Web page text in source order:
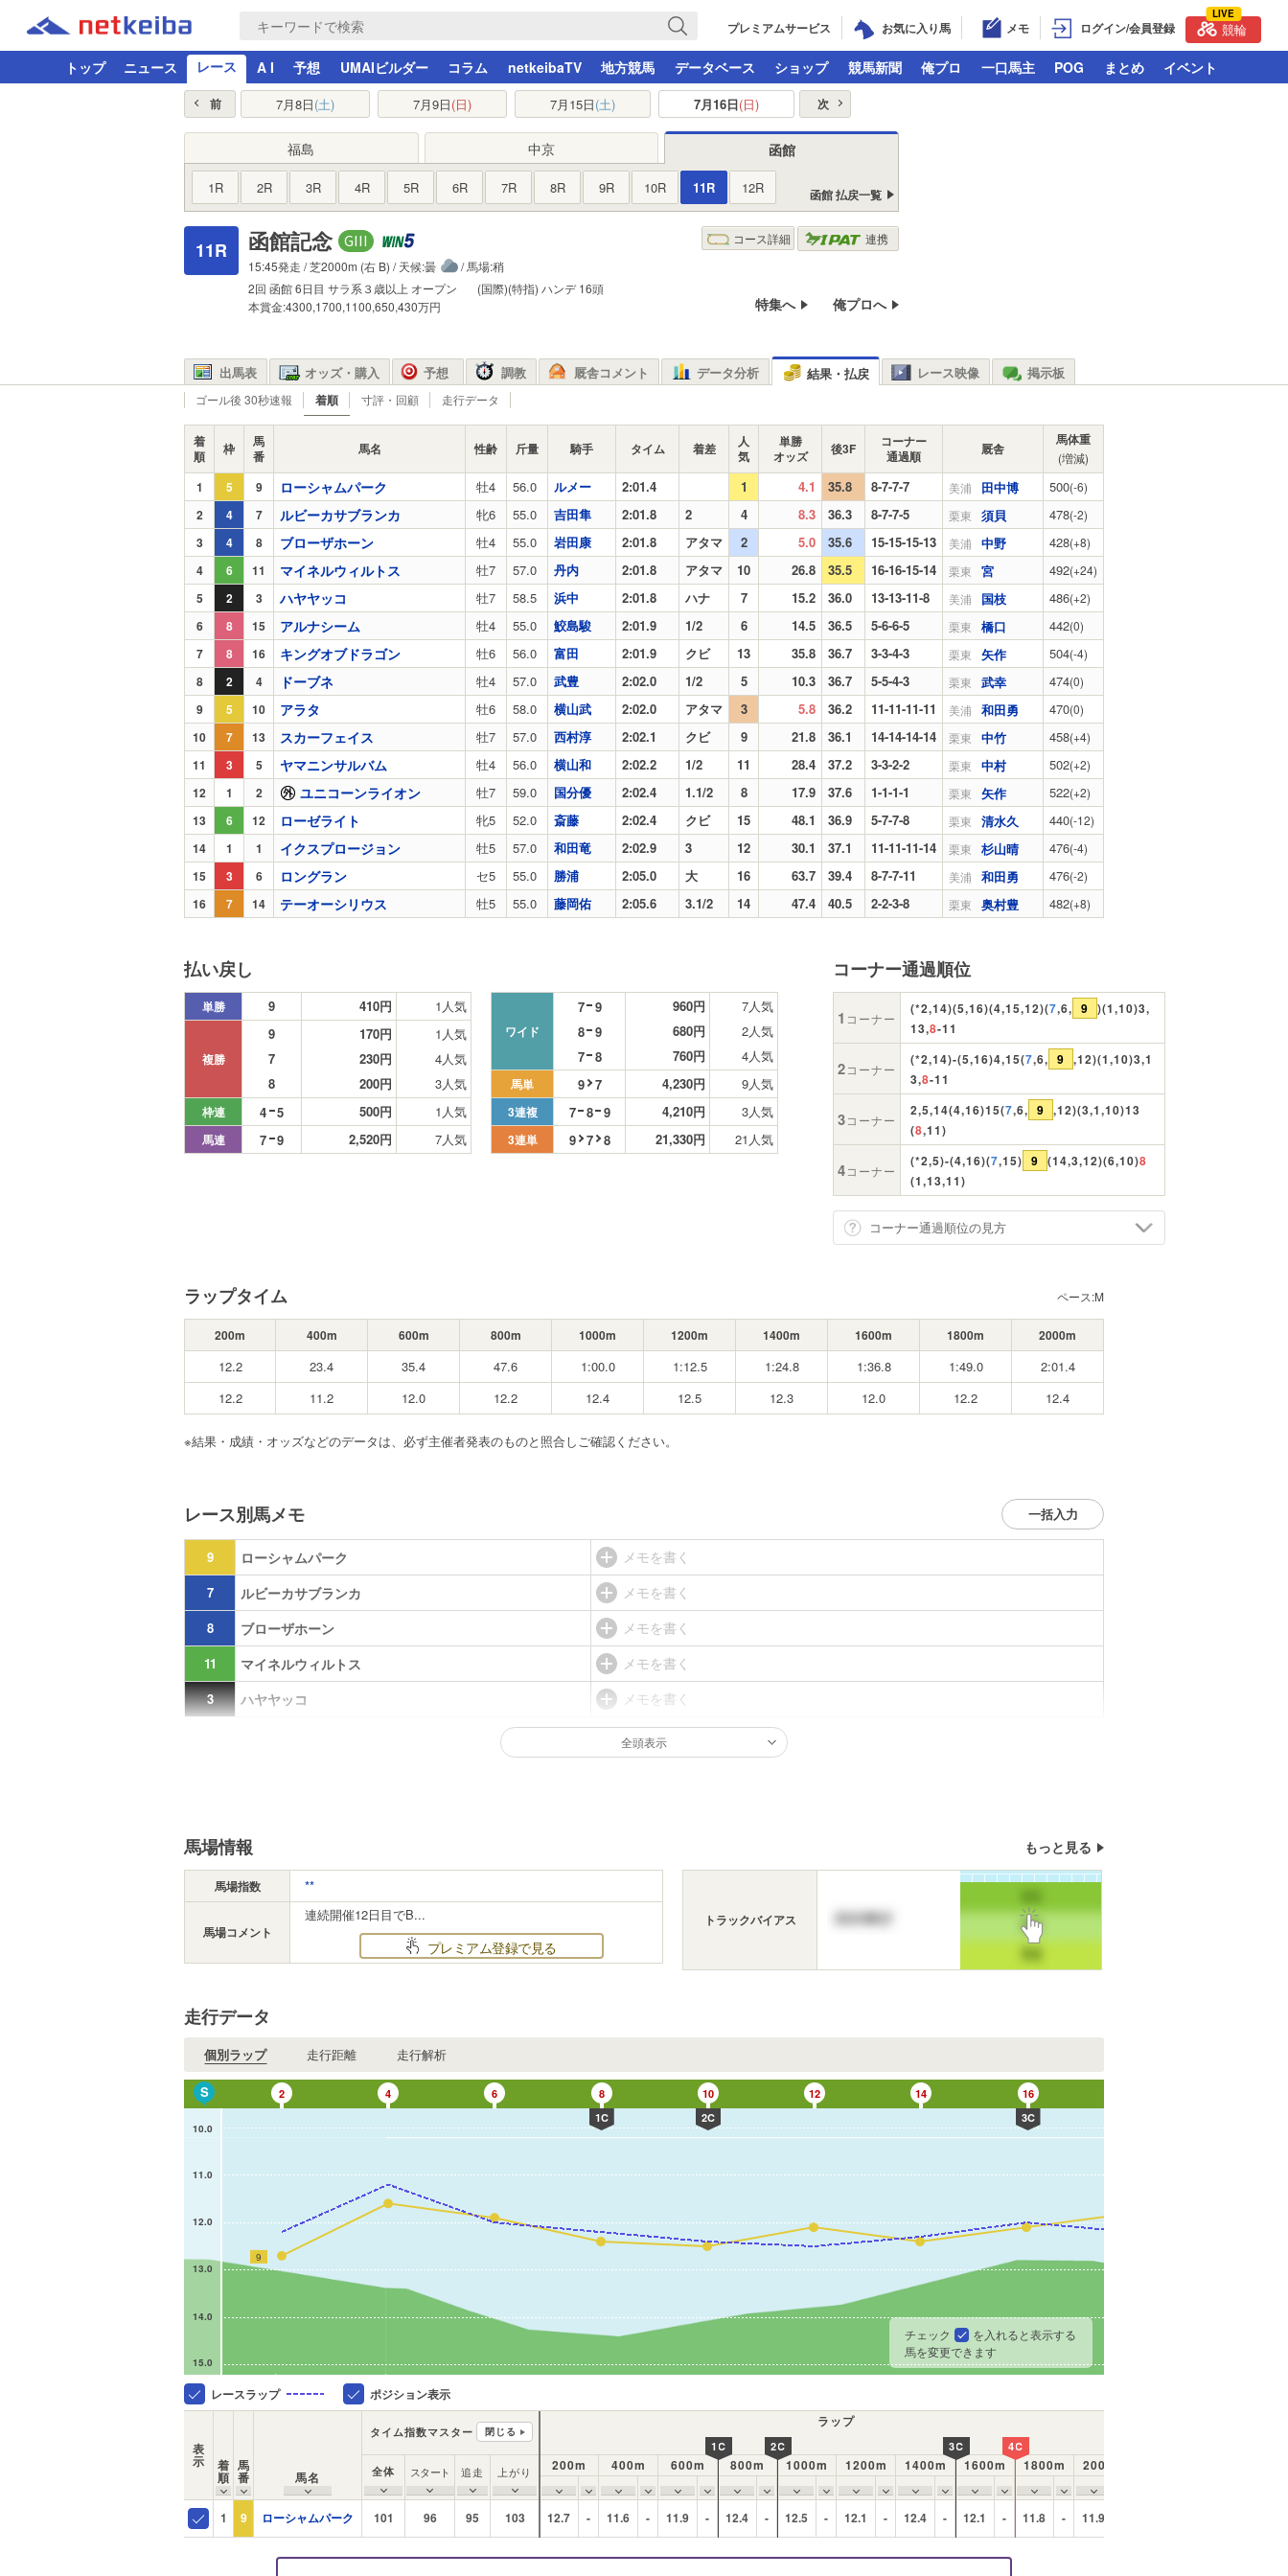
プレミアムサービス お気に入り馬 メモ ログイン/会員登録
LIVE
競輪
トップ ニュース レース A I 予想 UMAIビルダー コラム netkeibaTV 地方競馬 データベース ショップ 競馬新聞 俺プロ 一口馬主 POG まとめ イベント
前 7月8日(土) 7月9日(日) 7月15日(土) 7月16日(日) 次
福島 中京 函館
1R 2R 3R 4R 5R 6R 7R 8R 9R 10R 11R 12R
11R 函館記念
15:45発走 /芝2000m (右 B) / 天候:曇
/ 馬場:稍
2回 函館6日目 サラ系３歳以上 オープン (国際)(特指) ハンデ 16頭
本賞金:4300,1700,1100,650,430万円
函館 払戻一覧
コース詳細 連携
特集へ 俺プロへ
出馬表 オッズ・購入 予想 調教 厩舎コメント データ分析 結果・払戻 レース映像 掲示板
ゴール後 30秒速報 着順 寸評・回顧 走行データ
着
順
枠
馬
番
馬名 性齢 斤量 騎手 タイム 着差
人
気
単勝
オッズ
後3F
コーナー
通過順
厩舎
馬体重
(増減)
1 5 9 ローシャムパーク 牡4 56.0 ルメー 2:01.4 1 4.1 35.8 8-7-7-7 美浦 田中博 500(-6)
2 4 7 ルビーカサブランカ 牝6 55.0 吉田隼 2:01.8 2 4 8.3 36.3 8-7-7-5 栗東 須貝 478(-2)
3 4 8 ブローザホーン 牡4 55.0 岩田康 2:01.8 アタマ 2 5.0 35.6 15-15-15-13 美浦 中野 428(+8)
4 6 11 マイネルウィルトス 牡7 57.0 丹内 2:01.8 アタマ 10 26.8 35.5 16-16-15-14 栗東 宮 492(+24)
5 2 3 ハヤヤッコ 牡7 58.5 浜中 2:01.8 ハナ 7 15.2 36.0 13-13-11-8 美浦 国枝 486(+2)
6 8 15 アルナシーム 牡4 55.0 鮫島駿 2:01.9 1/2 6 14.5 36.5 5-6-6-5 栗東 橋口 442(0)
7 8 16 キングオブドラゴン 牡6 56.0 富田 2:01.9 クビ 13 35.8 36.7 3-3-4-3 栗東 矢作 504(-4)
8 2 4 ドーブネ 牡4 57.0 武豊 2:02.0 1/2 5 10.3 36.7 5-5-4-3 栗東 武幸 474(0)
9 5 10 アラタ 牡6 58.0 横山武 2:02.0 アタマ 3 5.8 36.2 11-11-11-11 美浦 和田勇 470(0)
10 7 13 スカーフェイス 牡7 57.0 西村淳 2:02.1 クビ 9 21.8 36.1 14-14-14-14 栗東 中竹 458(+4)
11 3 5 ヤマニンサルバム 牡4 56.0 横山和 2:02.2 1/2 11 28.4 37.2 3-3-2-2 栗東 中村 502(+2)
12 1 2 ユニコーンライオン 牡7 59.0 国分優 2:02.4 1.1/2 8 17.9 37.6 1-1-1-1 栗東 矢作 522(+2)
13 6 12 ローゼライト 牝5 52.0 斎藤 2:02.4 クビ 15 48.1 36.9 5-7-7-8 栗東 清水久 440(-12)
14 1 1 イクスプロージョン 牡5 57.0 和田竜 2:02.9 3 12 30.1 37.1 11-11-11-14 栗東 杉山晴 476(-4)
15 3 6 ロングラン セ5 55.0 勝浦 2:05.0 大 16 63.7 39.4 8-7-7-11 美浦 和田勇 476(-2)
16 7 14 テーオーシリウス 牡5 55.0 藤岡佑 2:05.6 3.1/2 14 47.4 40.5 2-2-3-8 栗東 奥村豊 482(+8)
払い戻し
単勝 9 410円 1人気
複勝
9
7
8
170円
230円
200円
1人気
4人気
3人気
枠連 4 5 500円 1人気
馬連 7 9 2,520円 7人気
ワイド
7
9
8
9
7
8
960円
680円
760円
7人気
2人気
4人気
馬単 9 7 4,230円 9人気
3連複 7 8 9 4,210円 3人気
3連単 9 7 8 21,330円 21人気
コーナー通過順位
1 コーナー
(*2,14)(5,16)(4,15,12)(7,6, 9 )(1,10)3,
13,8-11
2コーナー
(*2,14)-(5,16)4,15(7,6, 9 ,12)(1,10)3,1
3,8-11
3コーナー
2,5,14(4,16)15(7,6, 9 ,12)(3,1,10)13
(8,11)
4コーナー
(*2,5)-(4,16)(7,15) 9 (14,3,12)(6,10)8
(1,13,11)
コーナー通過順位の見方
ラップタイム ペース:M
200m 400m 600m 800m 1000m 1200m 1400m 1600m 1800m 2000m
12.2 23.4 35.4 47.6 1:00.0 1:12.5 1:24.8 1:36.8 1:49.0
2:01.4
12.2
11.2 12.0 12.2 12.4 12.5 12.3 12.0 12.2 12.4
※結果・成績・オッズなどのデータは、必ず主催者発表のものと照合しご確認ください。
レース別馬メモ 一括入力
9 ローシャムパーク メモを書く
7 ルビーカサブランカ メモを書く
8 ブローザホーン メモを書く
11 マイネルウィルトス メモを書く
3 ハヤヤッコ メモを書く
全頭表示
馬場情報 もっと見る
馬場指数 **
馬場コメント
連続開催12日目でB...
プレミアム登録で見る
トラックバイアス
走行データ
個別ラップ 走行距離 走行解析
10.0
11.0
12.0
13.0
14.0
15.0
S 2 4 6
8
1C
10
2C
12 14
16
3C
9
チェック
を入れると表示する
馬を変更できます
レースラップ ポジション表示
表
示 着
順
馬
番 馬名
タイム指数マスター 閉じる
ラップ
全体 スタート 追走 上がり 200m 400m 600m
1C
800m
2C
1000m 1200m 1400m
3C
1600m
4C
1800m 2000m
1 9 ローシャムパーク 101 96 95 103 12.7 - 11.6 - 11.9 - 12.4 - 12.5 - 12.1 - 12.4 - 12.1 - 11.8 - 11.9